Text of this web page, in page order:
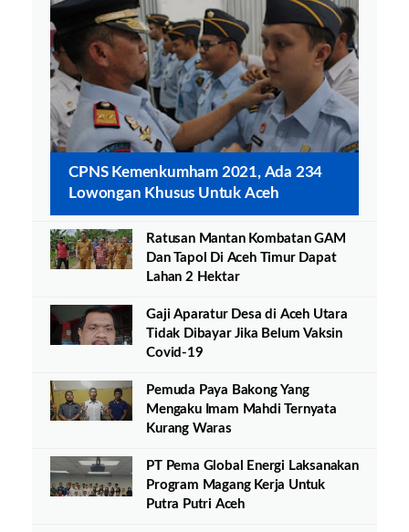
CPNS Kemenkumham 2021, Ada 234
Lowongan Khusus Untuk Aceh
Ratusan Mantan Kombatan GAM
Dan Tapol Di Aceh Timur Dapat
Lahan 2 Hektar
Gaji Aparatur Desa di Aceh Utara
Tidak Dibayar Jika Belum Vaksin
Covid-19
Pemuda Paya Bakong Yang
Mengaku Imam Mahdi Ternyata
Kurang Waras
PT Pema Global Energi Laksanakan
Program Magang Kerja Untuk
Putra Putri Aceh